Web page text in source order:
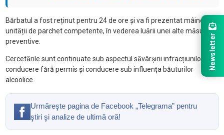
Bărbatul a fost reținut pentru 24 de ore și va fi prezentat mâine
unității de parchet competente, în vederea luării unei alte măsuri
preventive.
Cercetările sunt continuate sub aspectul săvârșirii infracțiunilor de
conducere fără permis și conducere sub influența băuturilor
alcoolice.
Urmăreşte pagina de Facebook „Telegrama” pentru
ştiri şi analize de ultimă oră!
Newsletter